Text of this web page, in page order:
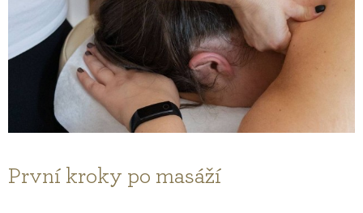
První kroky po masáží